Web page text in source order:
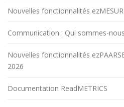
Nouvelles fonctionnalités
Communication : Qui sommes-
Nouvelles fonctionnalités
2026
Documentation ReadMETRICS